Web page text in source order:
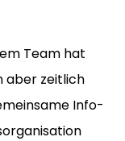
Team hat
aber zeitlich
Info-